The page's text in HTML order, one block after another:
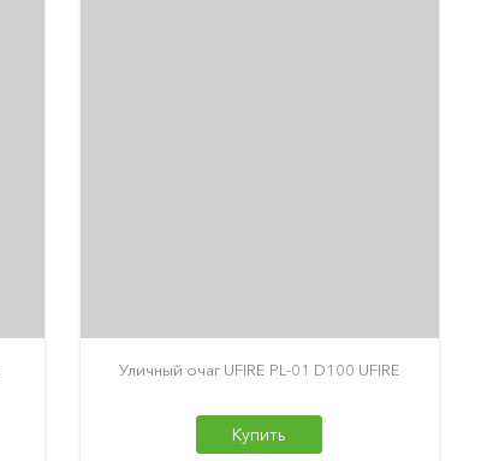
Уличный очаг UFIRE PL-01 D100 UFIRE
Купить